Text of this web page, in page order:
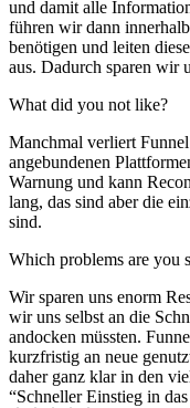
und damit alle
führen wir dann
benötigen und leiten
aus. Dadurch sparen wir
What did you not like?
Manchmal verliert
angebundenen
Warnung und kann
lang, das sind aber die
sind.
Which problems are you
Wir sparen uns enorm
wir uns selbst an die
andocken müssten.
kurzfristig an neue
daher ganz klar in den
“Schneller Einstieg in